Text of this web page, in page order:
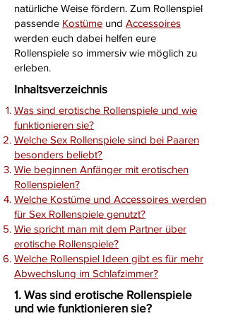
natürliche Weise fördern. Zum Rollenspiel
passende Kostüme und Accessoires
werden euch dabei helfen eure
Rollenspiele so immersiv wie möglich zu
erleben.
Inhaltsverzeichnis
Was sind erotische Rollenspiele und wie
funktionieren sie?
Welche Sex Rollenspiele sind bei Paaren
besonders beliebt?
Wie beginnen Anfänger mit erotischen
Rollenspielen?
Welche Kostüme und Accessoires werden
für Sex Rollenspiele genutzt?
Wie spricht man mit dem Partner über
erotische Rollenspiele?
Welche Rollenspiel Ideen gibt es für mehr
Abwechslung im Schlafzimmer?
1. Was sind erotische Rollenspiele
und wie funktionieren sie?